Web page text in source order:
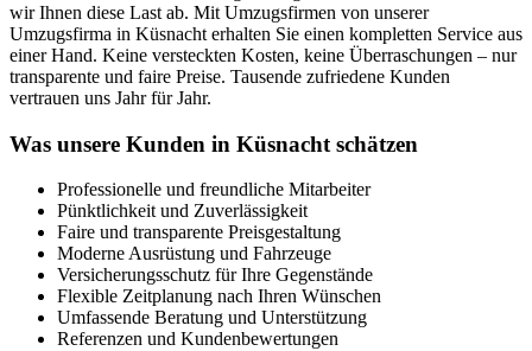
wir Ihnen diese Last ab. Mit Umzugsfirmen von unserer
Umzugsfirma in Küsnacht erhalten Sie einen kompletten Service aus
einer Hand. Keine versteckten Kosten, keine Überraschungen – nur
transparente und faire Preise. Tausende zufriedene Kunden
vertrauen uns Jahr für Jahr.
Was unsere Kunden in Küsnacht schätzen
Professionelle und freundliche Mitarbeiter
Pünktlichkeit und Zuverlässigkeit
Faire und transparente Preisgestaltung
Moderne Ausrüstung und Fahrzeuge
Versicherungsschutz für Ihre Gegenstände
Flexible Zeitplanung nach Ihren Wünschen
Umfassende Beratung und Unterstützung
Referenzen und Kundenbewertungen